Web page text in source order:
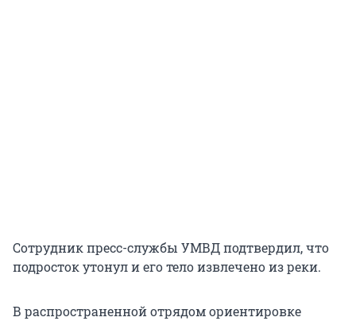
Сотрудник пресс-службы УМВД подтвердил, что
подросток утонул и его тело извлечено из реки.
В распространенной отрядом ориентировке